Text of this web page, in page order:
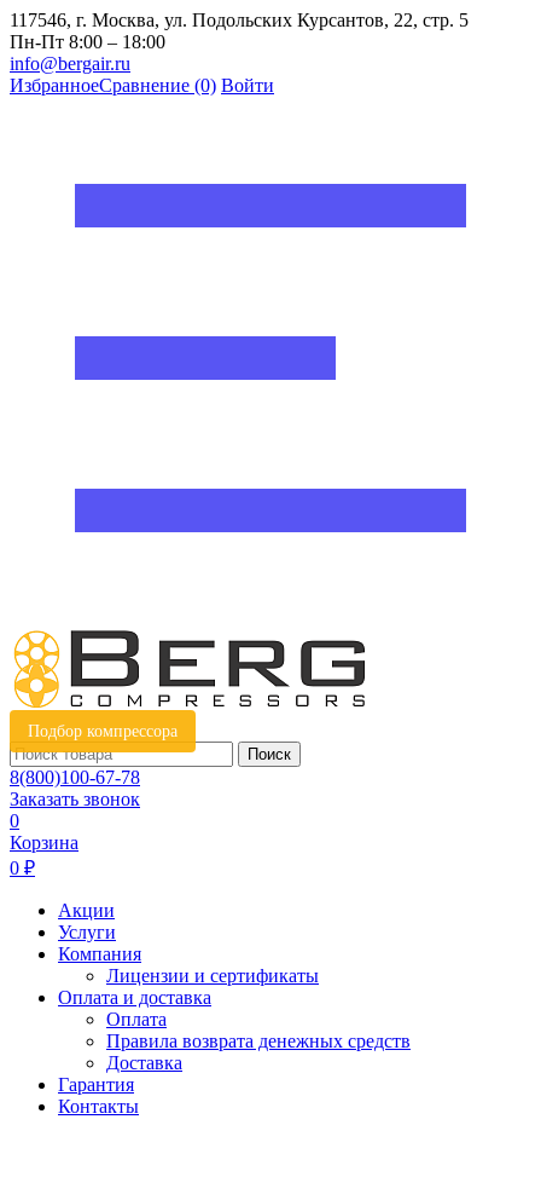
117546, г. Москва, ул. Подольских Курсантов, 22, стр. 5
Пн-Пт 8:00 – 18:00
info@bergair.ru
ИзбранноеСравнение (0) Войти
Подбор компрессора
Поиск
8(800)100-67-78
Заказать звонок
0
Корзина
0 ₽
Акции
Услуги
Компания
Лицензии и сертификаты
Оплата и доставка
Оплата
Правила возврата денежных средств
Доставка
Гарантия
Контакты